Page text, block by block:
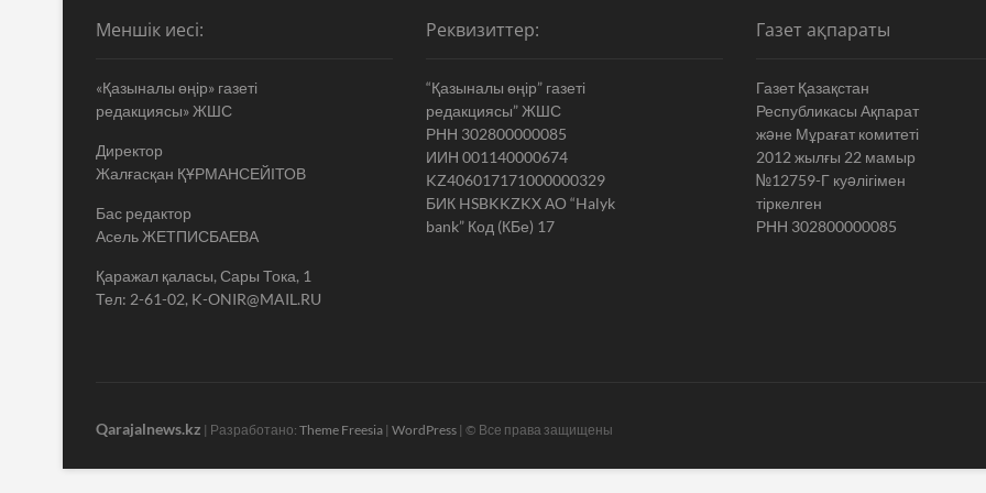
Меншік иесі:
«Қазыналы өңір» газеті
редакциясы» ЖШС
Директор
Жалғасқан ҚҰРМАНСЕЙІТОВ
Бас редактор
Асель ЖЕТПИСБАЕВА
Қаражал қаласы, Сары Тока, 1
Тел: 2-61-02, K-ONIR@MAIL.RU
Реквизиттер:
“Қазыналы өңір” газеті
редакциясы” ЖШС
РНН 302800000085
ИИН 001140000674
KZ406017171000000329
БИК HSBKKZKX АО “Halyk
bank” Код (КБе) 17
Газет ақпараты
Газет Қазақстан
Республикасы Ақпарат
жəне Мұрағат комитеті
2012 жылғы 22 мамыр
№12759-Г куəлігімен
тіркелген
РНН 302800000085
Qarajalnews.kz | Разработано: Theme Freesia | WordPress | © Все права защищены